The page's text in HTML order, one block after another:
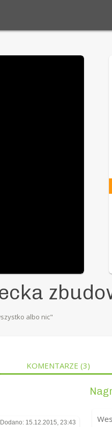
albo nic"
KOMENTARZE (3)
Dodano: 15.12.2015, 23:43